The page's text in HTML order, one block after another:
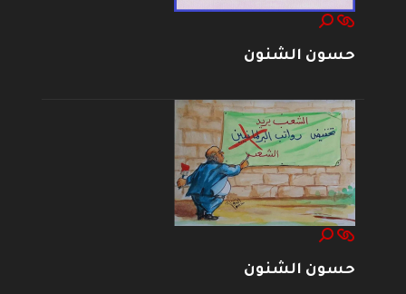
حسون الشنون
حسون الشنون